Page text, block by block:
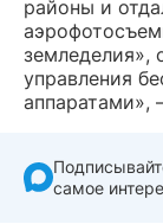
районы и
земледелия»,
управления
аппаратами»,
самое